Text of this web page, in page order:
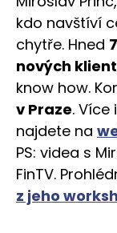
kdo navštíví
chytře. Hned
nových
know how.
v Praze.
najdete na
PS: videa s
FinTV.
z jeho